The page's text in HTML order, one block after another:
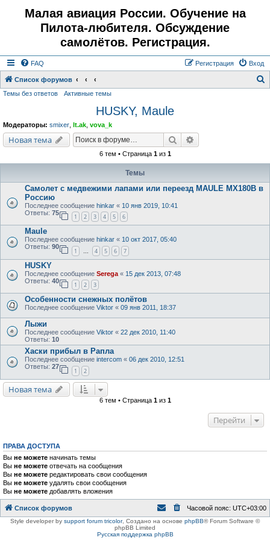
Малая авиация России. Обучение на
Пилота-любителя. Обсуждение
самолётов. Регистрация.
FAQ Вход
Регистрация
Список форумов
Темы без ответов Активные темы
HUSKY, Maule
Модераторы: smixer lt.ak vova_k
Новая тема Поиск
6 тем • Страница 1из 1
Темы
Самолет с медвежими лапами или переезд MAULE MX180B в
Россию
Последнее сообщение hinkar « 10 янв 2019, 10:41
Ответы: 75
1 2 3 4 5 6
Maule
Последнее сообщение hinkar « 10 окт 2017, 05:40
Ответы: 90
1 … 4 5 6 7
HUSKY
Последнее сообщение Serega « 15 дек 2013, 07:48
Ответы: 40
1 2 3
Особенности снежных полётов
Последнее сообщение Viktor « 09 янв 2011, 18:37
Лыжи
Последнее сообщение Viktor « 22 дек 2010, 11:40
Ответы: 10
Хаски прибыл в Рапла
Последнее сообщение intercom « 06 дек 2010, 12:51
Ответы: 27
1 2
Новая тема
6 тем • Страница 1из 1
Перейти
ПРАВА ДОСТУПА
Вы не можете начинать темы
Вы не можете отвечать на сообщения
Вы не можете редактировать свои сообщения
Вы не можете удалять свои сообщения
Вы не можете добавлять вложения
Список форумов Часовой пояс: UTC+03:00
Style developer by support forum tricolor, Создано на основе phpBB® Forum Software ©
phpBB Limited
Русская поддержка phpBB